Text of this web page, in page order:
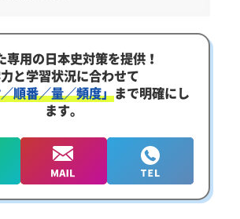
専用の日本史対策を提供！
と学習状況に合わせて
順番／量／頻度」まで明確にし
ます。